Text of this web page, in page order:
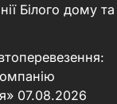
Білого дому та
07.08.2026